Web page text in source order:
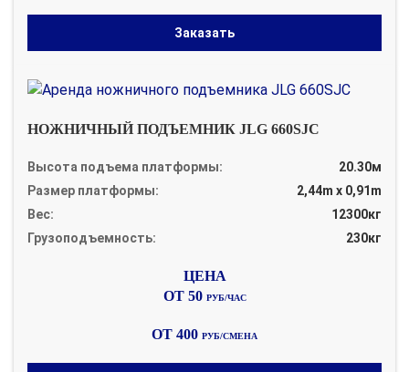
Заказать
НОЖНИЧНЫЙ ПОДЪЕМНИК JLG 660SJC
Высота подъема платформы:
20.30м
Размер платформы:
2,44m x 0,91m
Вес:
12300кг
Грузоподъемность:
230кг
ОТ 50 РУБ/ЧАС
ОТ 400 РУБ/СМЕНА